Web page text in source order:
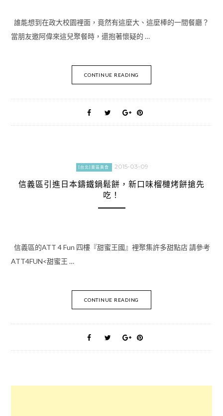
誰能想到在政大校園裡面，竟然有這麼大、這麼棒的一間餐廳？
當朋友邀阿偉來這兒聚餐時，還抱著懷疑的 …
CONTINUE READING
[台北]東區美食 2015-03-09
信義區引進日本鑄鐵鍋鬆餅，新口味榴槤烤餅搶先
吃！
信義區的ATT 4 Fun 四樓『甜蜜王國』裡聚集許多甜點店 請參考
ATT4FUN<甜蜜王 …
CONTINUE READING